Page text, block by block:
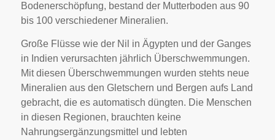
Bodenerschöpfung, bestand der Mutterboden aus 90
bis 100 verschiedener Mineralien.
Große Flüsse wie der Nil in Ägypten und der Ganges
in Indien verursachten jährlich Überschwemmungen.
Mit diesen Überschwemmungen wurden stehts neue
Mineralien aus den Gletschern und Bergen aufs Land
gebracht, die es automatisch düngten. Die Menschen
in diesen Regionen, brauchten keine
Nahrungsergänzungsmittel und lebten